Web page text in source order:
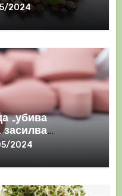
2024
„убива
засилва
2024